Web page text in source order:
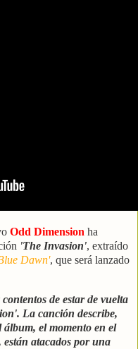
Odd Dimension ha
'The Invasion', extraído
Dawn', que será lanzado
de estar de vuelta
La canción describe,
el momento en el
atacados por una